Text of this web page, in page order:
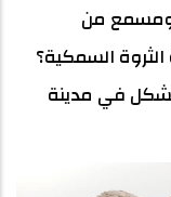
ومسمع من
السمكية؟
في مدينة